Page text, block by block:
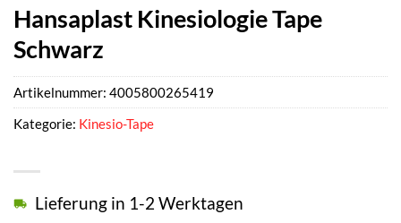
Hansaplast Kinesiologie Tape
Schwarz
Lieferung in 1-2 Werktagen
Artikelnummer: 4005800265419
Kategorie: Kinesio-Tape